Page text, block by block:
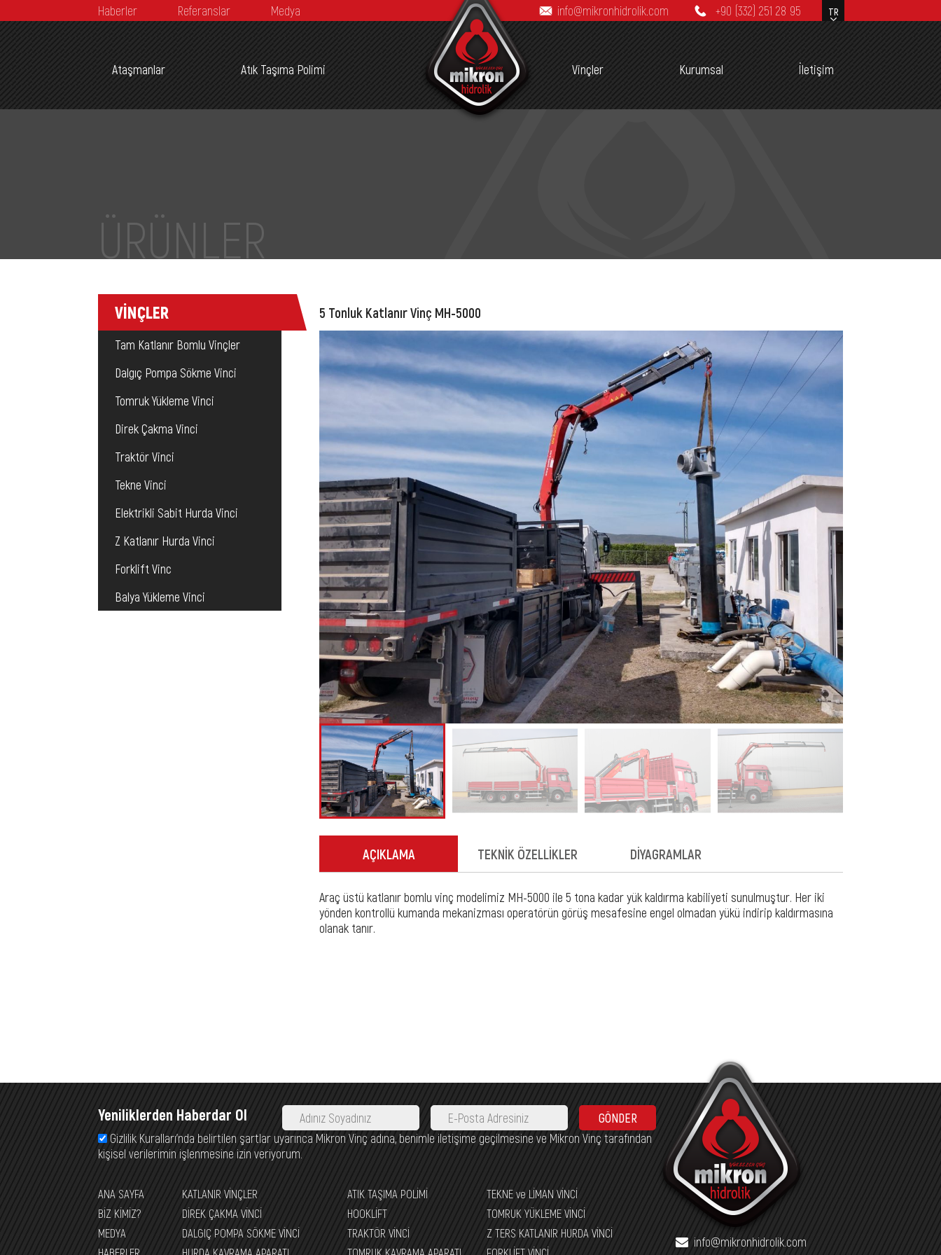
Haberler Referanslar Medya +90 (332) 251 28 95
info@mikronhidrolik.com
Ataşmanlar Atık Taşıma Polimi Vinçler Kurumsal İletişim
ÜRÜNLER
VİNÇLER
Tam Katlanır Bomlu Vinçler
Dalgıç Pompa Sökme Vinci
Tomruk Yükleme Vinci
Direk Çakma Vinci
Traktör Vinci
Tekne Vinci
Elektrikli Sabit Hurda Vinci
Z Katlanır Hurda Vinci
Forklift Vinc
Balya Yükleme Vinci
5 Tonluk Katlanır Vinç MH-5000
AÇIKLAMA TEKNİK ÖZELLİKLER DİYAGRAMLAR
Araç üstü katlanır bomlu vinç modelimiz MH-5000 ile 5 tona kadar yük kaldırma kabiliyeti sunulmuştur. Her iki
yönden kontrollü kumanda mekanizması operatörün görüş mesafesine engel olmadan yükü indirip kaldırmasına
olanak tanır.
Yeniliklerden Haberdar Ol
GÖNDER
Gizlilik Kuralları’nda belirtilen şartlar uyarınca Mikron Vinç adına, benimle iletişime geçilmesine ve Mikron Vinç tarafından
kişisel verilerimin işlenmesine izin veriyorum.
ANA SAYFA
BİZ KİMİZ?
MEDYA
KATLANIR VİNÇLER
DİREK ÇAKMA VİNCİ
DALGIÇ POMPA SÖKME VİNCİ
ATIK TAŞIMA POLİMİ
HOOKLİFT
TRAKTÖR VİNCİ
TEKNE ve LİMAN VİNCİ
TOMRUK YÜKLEME VİNCİ
Z TERS KATLANIR HURDA VİNCİ
info@mikronhidrolik.com